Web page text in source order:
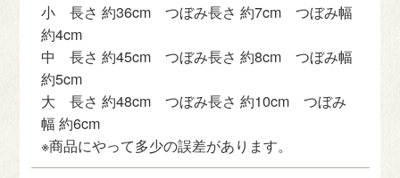
小 長さ 約36cm つぼみ長さ 約7cm つぼみ幅
約4cm
中 長さ 約45cm つぼみ長さ 約8cm つぼみ幅
約5cm
大 長さ 約48cm つぼみ長さ 約10cm つぼみ
幅 約6cm
※商品にやって多少の誤差があります。